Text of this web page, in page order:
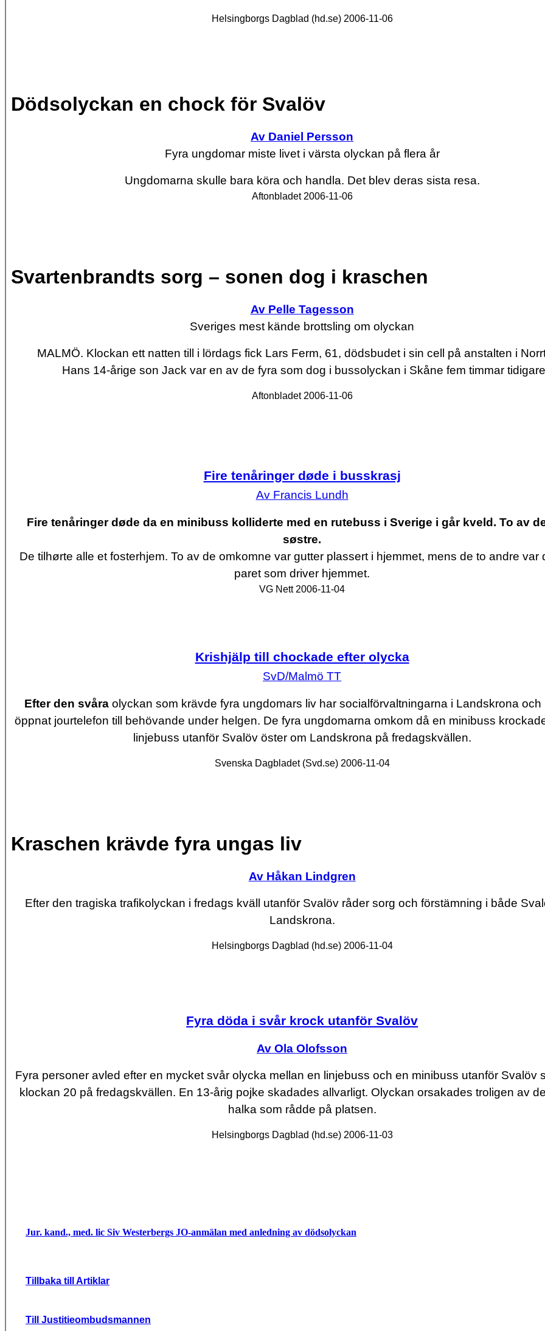
Helsingborgs Dagblad (hd.se) 2006-11-06
Dödsolyckan en chock för Svalöv
Av Daniel Persson
Fyra ungdomar miste livet i värsta olyckan på flera år
Ungdomarna skulle bara köra och handla. Det blev deras sista resa.
Aftonbladet 2006-11-06
Svartenbrandts sorg – sonen dog i kraschen
Av Pelle Tagesson
Sveriges mest kände brottsling om olyckan
MALMÖ. Klockan ett natten till i lördags fick Lars Ferm, 61, dödsbudet i sin cell på anstalten i
Hans 14-årige son Jack var en av de fyra som dog i bussolyckan i Skåne fem timmar
Aftonbladet 2006-11-06
Fire tenåringer døde i busskrasj
Av Francis Lundh
Fire tenåringer døde da en minibuss kolliderte med en rutebuss i Sverige i går kveld. To av
søstre.
De tilhørte alle et fosterhjem. To av de omkomne var gutter plassert i hjemmet, mens de to andre var
paret som driver hjemmet.
VG Nett 2006-11-04
Krishjälp till chockade efter olycka
SvD/Malmö TT
Efter den svåraolyckan som krävde fyra ungdomars liv har socialförvaltningarna i Landskrona och
öppnat jourtelefon till behövande under helgen. De fyra ungdomarna omkom då en minibuss
linjebuss utanför Svalöv öster om Landskrona på fredagskvällen.
Svenska Dagbladet (Svd.se) 2006-11-04
Kraschen krävde fyra ungas liv
Av Håkan Lindgren
Efter den tragiska trafikolyckan i fredags kväll utanför Svalöv råder sorg och förstämning i både
Landskrona.
Helsingborgs Dagblad (hd.se) 2006-11-04
Fyra döda i svår krock utanför Svalöv
Av Ola Olofsson
Fyra personer avled efter en mycket svår olycka mellan en linjebuss och en minibuss utanför Svalöv
klockan 20 på fredagskvällen. En 13-årig pojke skadades allvarligt. Olyckan orsakades troligen av
halka som rådde på platsen.
Helsingborgs Dagblad (hd.se) 2006-11-03
Jur. kand., med. lic Siv Westerbergs JO-anmälan med anledning av dödsolyckan
Tillbaka till Artiklar
Till Justitieombudsmannen